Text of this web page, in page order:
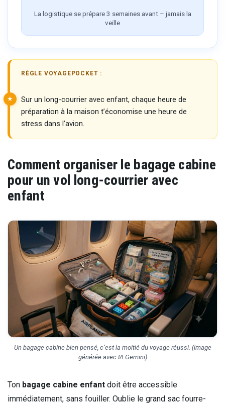
La logistique se prépare 3 semaines avant – jamais la
veille
RÈGLE VOYAGEPOCKET :
Sur un long-courrier avec enfant, chaque heure de
préparation à la maison t’économise une heure de
stress dans l’avion.
Comment organiser le bagage cabine
pour un vol long-courrier avec
enfant
Un bagage cabine bien pensé, c’est la moitié du voyage réussi. (image
générée avec IA Gemini)
Ton bagage cabine enfant doit être accessible
immédiatement, sans fouiller. Oublie le grand sac fourre-